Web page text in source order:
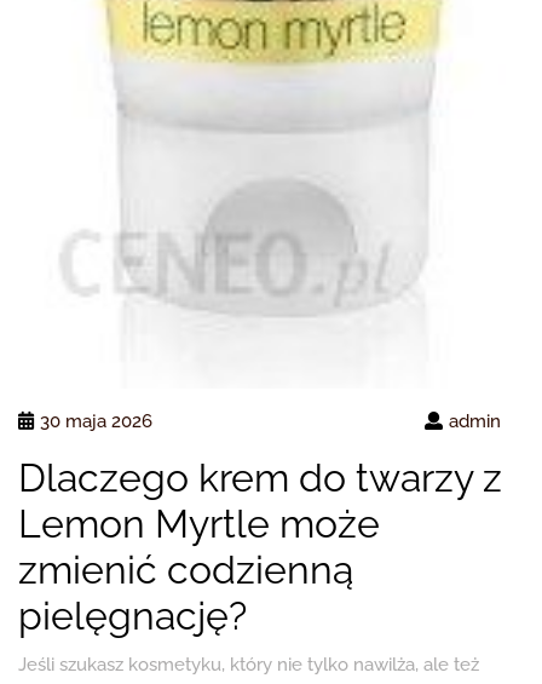
30 maja 2026 admin
Dlaczego krem do twarzy z
Lemon Myrtle może
zmienić codzienną
pielęgnację?
Jeśli szukasz kosmetyku, który nie tylko nawilża, ale też